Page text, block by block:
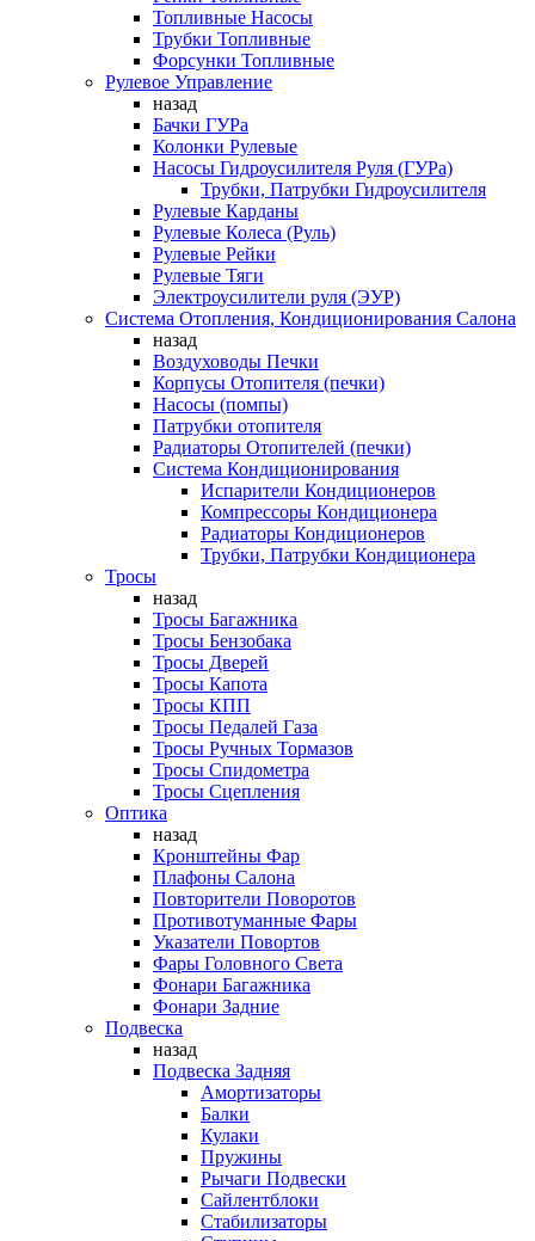
Топливные Насосы
Трубки Топливные
Форсунки Топливные
Рулевое Управление
назад
Бачки ГУРа
Колонки Рулевые
Насосы Гидроусилителя Руля (ГУРа)
Трубки, Патрубки Гидроусилителя
Рулевые Карданы
Рулевые Колеса (Руль)
Рулевые Рейки
Рулевые Тяги
Электроусилители руля (ЭУР)
Система Отопления, Кондиционирования Салона
назад
Воздуховоды Печки
Корпусы Отопителя (печки)
Насосы (помпы)
Патрубки отопителя
Радиаторы Отопителей (печки)
Система Кондиционирования
Испарители Кондиционеров
Компрессоры Кондиционера
Радиаторы Кондиционеров
Трубки, Патрубки Кондиционера
Тросы
назад
Тросы Багажника
Тросы Бензобака
Тросы Дверей
Тросы Капота
Тросы КПП
Тросы Педалей Газа
Тросы Ручных Тормазов
Тросы Спидометра
Тросы Сцепления
Оптика
назад
Кронштейны Фар
Плафоны Салона
Повторители Поворотов
Противотуманные Фары
Указатели Повортов
Фары Головного Света
Фонари Багажника
Фонари Задние
Подвеска
назад
Подвеска Задняя
Амортизаторы
Балки
Кулаки
Пружины
Рычаги Подвески
Сайлентблоки
Стабилизаторы